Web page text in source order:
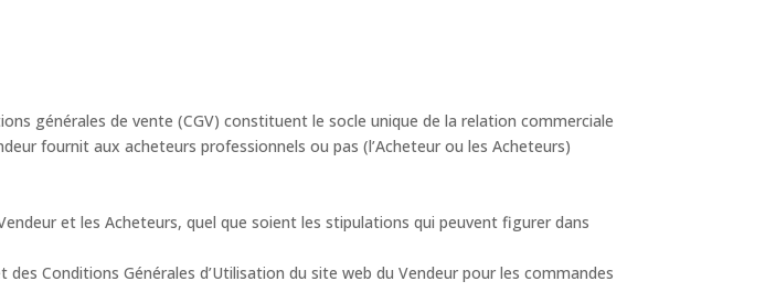
générales de vente (CGV) constituent le socle unique de la relation commerciale
fournit aux acheteurs professionnels ou pas (l’Acheteur ou les Acheteurs)
et les Acheteurs, quel que soient les stipulations qui peuvent figurer dans
Conditions Générales d’Utilisation du site web du Vendeur pour les commandes